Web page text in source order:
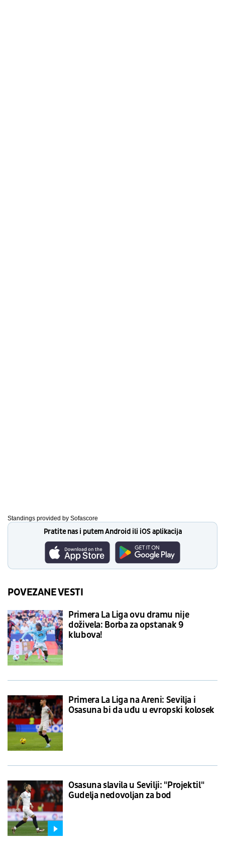
Standings provided by Sofascore
Pratite nas i putem Android ili iOS aplikacija
POVEZANE VESTI
Primera La Liga ovu dramu nije
doživela: Borba za opstanak 9
klubova!
Primera La Liga na Areni: Sevilja i
Osasuna bi da uđu u evropski kolosek
Osasuna slavila u Sevilji: "Projektil"
Gudelja nedovoljan za bod